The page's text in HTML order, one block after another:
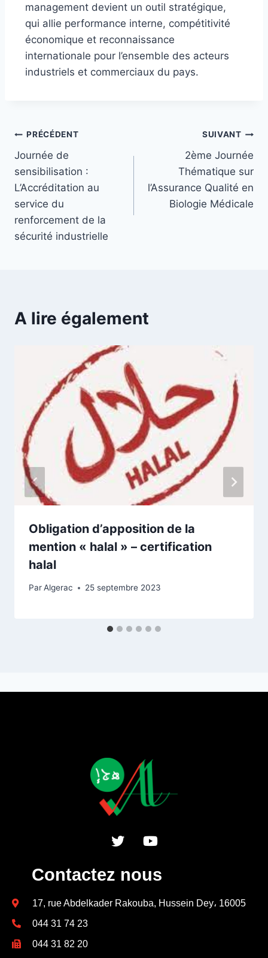
management devient un outil stratégique,
qui allie performance interne, compétitivité
économique et reconnaissance
internationale pour l’ensemble des acteurs
industriels et commerciaux du pays.
PRÉCÉDENT
Journée de
sensibilisation :
L’Accréditation au
service du
renforcement de la
sécurité industrielle
SUIVANT
2ème Journée
Thématique sur
l’Assurance Qualité en
Biologie Médicale
A lire également
Obligation d’apposition de la
mention « halal » – certification
halal
ParAlgerac 25 septembre 2023
Contactez nous
17, rue Abdelkader Rakouba, Hussein Dey، 16005
044 31 74 23
044 31 82 20